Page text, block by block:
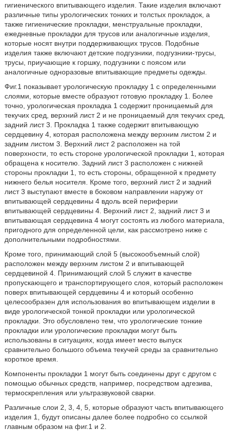
гигиенического впитывающего изделия. Такие изделия включают
различные типы урологических тонких и толстых прокладок, а
также гигиенические прокладки, менструальные прокладки,
ежедневные прокладки для трусов или аналогичные изделия,
которые носят внутри поддерживающих трусов. Подобные
изделия также включают детские подгузники, подгузники-трусы,
трусы, приучающие к горшку, подгузники с поясом или
аналогичные одноразовые впитывающие предметы одежды.
Фиг.1 показывает урологическую прокладку 1 с определенными
слоями, которые вместе образуют готовую прокладку 1. Более
точно, урологическая прокладка 1 содержит проницаемый для
текучих сред, верхний лист 2 и не проницаемый для текучих сред,
задний лист 3. Прокладка 1 также содержит впитывающую
сердцевину 4, которая расположена между верхним листом 2 и
задним листом 3. Верхний лист 2 расположен на той
поверхности, то есть стороне урологической прокладки 1, которая
обращена к носителю. Задний лист 3 расположен с нижней
стороны прокладки 1, то есть стороны, обращенной к предмету
нижнего белья носителя. Кроме того, верхний лист 2 и задний
лист 3 выступают вместе в боковом направлении наружу от
впитывающей сердцевины 4 вдоль всей периферии
впитывающей сердцевины 4. Верхний лист 2, задний лист 3 и
впитывающая сердцевина 4 могут состоять из любого материала,
пригодного для определенной цели, как рассмотрено ниже с
дополнительными подробностями.
Кроме того, принимающий слой 5 (высокообъемный слой)
расположен между верхним листом 2 и впитывающей
сердцевиной 4. Принимающий слой 5 служит в качестве
пропускающего и транспортирующего слоя, который расположен
поверх впитывающей сердцевины 4 и который особенно
целесообразен для использования во впитывающем изделии в
виде урологической тонкой прокладки или урологической
прокладки. Это обусловлено тем, что урологические тонкие
прокладки или урологические прокладки могут быть
использованы в ситуациях, когда имеет место выпуск
сравнительно большого объема текучей среды за сравнительно
короткое время.
Компоненты прокладки 1 могут быть соединены друг с другом с
помощью обычных средств, например, посредством адгезива,
термоскрепления или ультразвуковой сварки.
Различные слои 2, 3, 4, 5, которые образуют часть впитывающего
изделия 1, будут описаны далее более подробно со ссылкой
главным образом на фиг.1 и 2.